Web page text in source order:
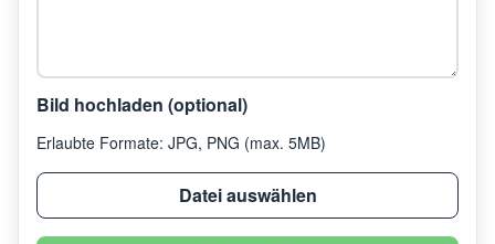
Bild hochladen (optional)
Erlaubte Formate: JPG, PNG (max. 5MB)
Datei auswählen